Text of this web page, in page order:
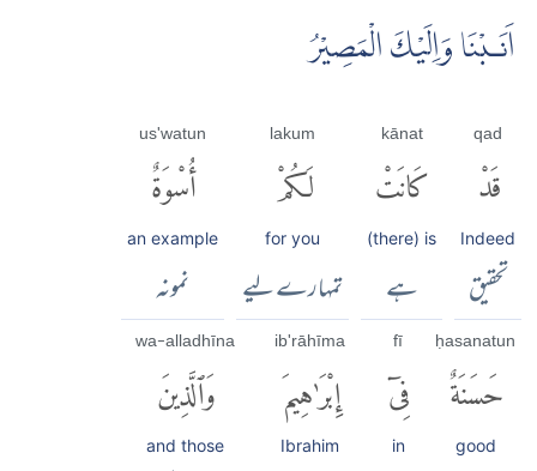
اَنَـبْنَا وَاِلَيْكَ الْمَصِيْرُ
qad
قَدْ
Indeed
تحقیق
kānat
كَانَتْ
(there) is
ہے
lakum
لَكُمْ
for you
تمہارے لیے
us'watun
أُسْوَةٌ
an example
نمونہ
ḥasanatun
حَسَنَةٌ
good
fī
فِىٓ
in
ib'rāhīma
إِبْرَٰهِيمَ
Ibrahim
wa-alladhīna
وَٱلَّذِينَ
and those